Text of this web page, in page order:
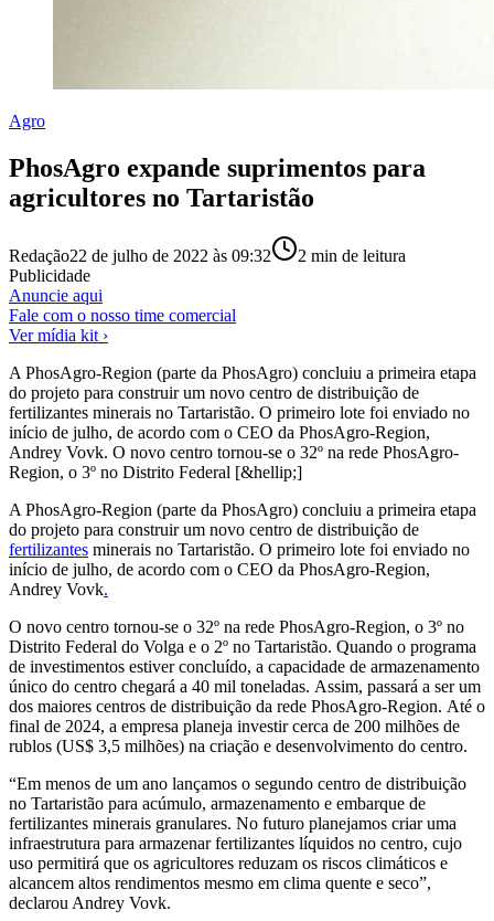
Agro
PhosAgro expande suprimentos para
agricultores no Tartaristão
Redação22 de julho de 2022 às 09:32 2 min de leitura
Publicidade
Anuncie aqui
Fale com o nosso time comercial
Ver mídia kit ›
A PhosAgro-Region (parte da PhosAgro) concluiu a primeira etapa
do projeto para construir um novo centro de distribuição de
fertilizantes minerais no Tartaristão. O primeiro lote foi enviado no
início de julho, de acordo com o CEO da PhosAgro-Region,
Andrey Vovk. O novo centro tornou-se o 32º na rede PhosAgro-
Region, o 3º no Distrito Federal [&hellip;]
A PhosAgro-Region (parte da PhosAgro) concluiu a primeira etapa
do projeto para construir um novo centro de distribuição de
fertilizantes minerais no Tartaristão. O primeiro lote foi enviado no
início de julho, de acordo com o CEO da PhosAgro-Region,
Andrey Vovk.
O novo centro tornou-se o 32º na rede PhosAgro-Region, o 3º no
Distrito Federal do Volga e o 2º no Tartaristão. Quando o programa
de investimentos estiver concluído, a capacidade de armazenamento
único do centro chegará a 40 mil toneladas. Assim, passará a ser um
dos maiores centros de distribuição da rede PhosAgro-Region. Até o
final de 2024, a empresa planeja investir cerca de 200 milhões de
rublos (US$ 3,5 milhões) na criação e desenvolvimento do centro.
“Em menos de um ano lançamos o segundo centro de distribuição
no Tartaristão para acúmulo, armazenamento e embarque de
fertilizantes minerais granulares. No futuro planejamos criar uma
infraestrutura para armazenar fertilizantes líquidos no centro, cujo
uso permitirá que os agricultores reduzam os riscos climáticos e
alcancem altos rendimentos mesmo em clima quente e seco”,
declarou Andrey Vovk.